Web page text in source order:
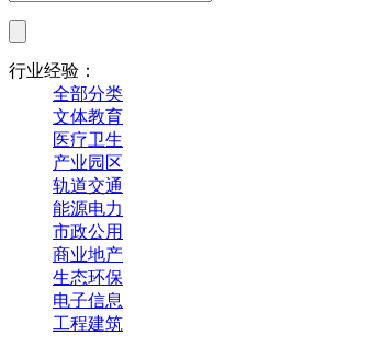
行业经验：
全部分类
文体教育
医疗卫生
产业园区
轨道交通
能源电力
市政公用
商业地产
生态环保
电子信息
工程建筑